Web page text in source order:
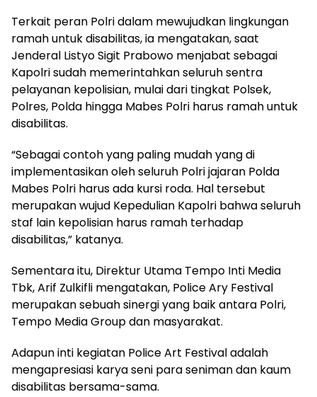
Terkait peran Polri dalam mewujudkan lingkungan
ramah untuk disabilitas, ia mengatakan, saat
Jenderal Listyo Sigit Prabowo menjabat sebagai
Kapolri sudah memerintahkan seluruh sentra
pelayanan kepolisian, mulai dari tingkat Polsek,
Polres, Polda hingga Mabes Polri harus ramah untuk
disabilitas.
“Sebagai contoh yang paling mudah yang di
implementasikan oleh seluruh Polri jajaran Polda
Mabes Polri harus ada kursi roda. Hal tersebut
merupakan wujud Kepedulian Kapolri bahwa seluruh
staf lain kepolisian harus ramah terhadap
disabilitas,” katanya.
Sementara itu, Direktur Utama Tempo Inti Media
Tbk, Arif Zulkifli mengatakan, Police Ary Festival
merupakan sebuah sinergi yang baik antara Polri,
Tempo Media Group dan masyarakat.
Adapun inti kegiatan Police Art Festival adalah
mengapresiasi karya seni para seniman dan kaum
disabilitas bersama-sama.